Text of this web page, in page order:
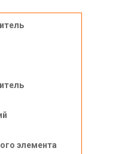
элемента